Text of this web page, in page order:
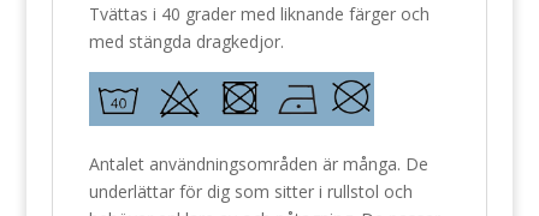
Tvättas i 40 grader med liknande färger och
med stängda dragkedjor.
Antalet användningsområden är många. De
underlättar för dig som sitter i rullstol och